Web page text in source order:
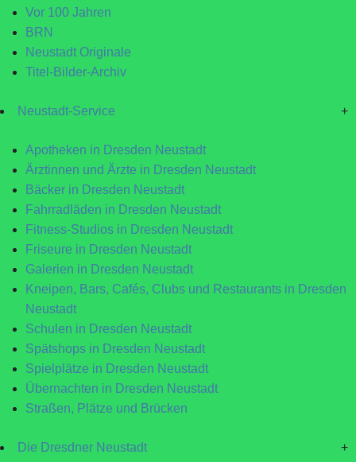
Vor 100 Jahren
BRN
Neustadt Originale
Titel-Bilder-Archiv
Neustadt-Service +
Apotheken in Dresden Neustadt
Ärztinnen und Ärzte in Dresden Neustadt
Bäcker in Dresden Neustadt
Fahrradläden in Dresden Neustadt
Fitness-Studios in Dresden Neustadt
Friseure in Dresden Neustadt
Galerien in Dresden Neustadt
Kneipen, Bars, Cafés, Clubs und Restaurants in Dresden
Neustadt
Schulen in Dresden Neustadt
Spätshops in Dresden Neustadt
Spielplätze in Dresden Neustadt
Übernachten in Dresden Neustadt
Straßen, Plätze und Brücken
Die Dresdner Neustadt +